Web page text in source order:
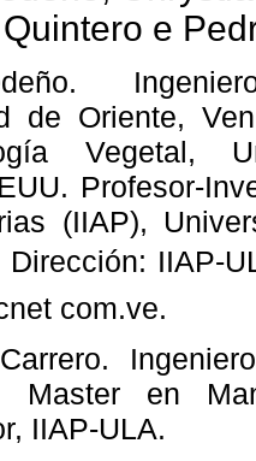
e
de Oriente,
Vegetal,
Profesor-
(IIAP),
IIAP-
com.ve.
Master en
IIAP-ULA.